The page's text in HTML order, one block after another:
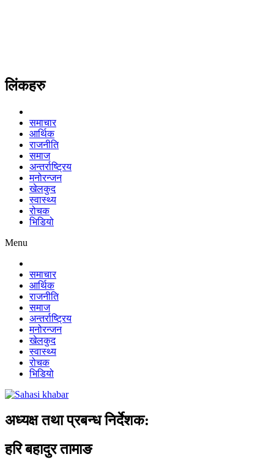
लिंकहरु
समाचार
आर्थिक
राजनीति
समाज
अन्तर्राष्ट्रिय
मनोरन्जन
खेलकुद
स्वास्थ्य
रोचक
भिडियो
Menu
समाचार
आर्थिक
राजनीति
समाज
अन्तर्राष्ट्रिय
मनोरन्जन
खेलकुद
स्वास्थ्य
रोचक
भिडियो
अध्यक्ष तथा प्रबन्ध निर्देशक:
हरि बहादुर तामाङ